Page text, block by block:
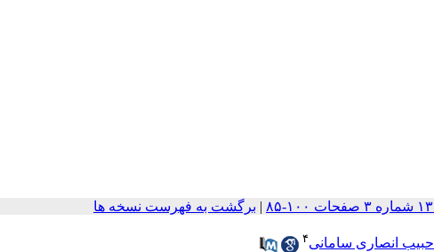
| برگشت به فهرست نسخه ها
حبیب انصاری سامانی۴